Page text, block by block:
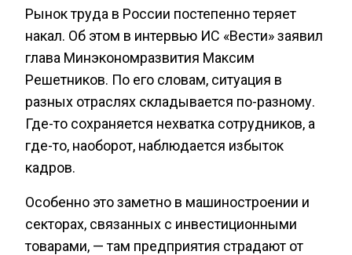
Рынок труда в России постепенно теряет
накал. Об этом в интервью ИС «Вести» заявил
глава Минэкономразвития Максим
Решетников. По его словам, ситуация в
разных отраслях складывается по-разному.
Где-то сохраняется нехватка сотрудников, а
где-то, наоборот, наблюдается избыток
кадров.
Особенно это заметно в машиностроении и
секторах, связанных с инвестиционными
товарами, — там предприятия страдают от